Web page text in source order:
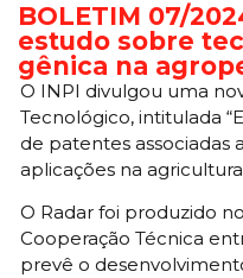
BOLETIM 07/
estudo sobre
gênica na
O INPI divulgou uma
Tecnológico, intitulada
de patentes associadas
aplicações na
O Radar foi produzido
Cooperação Técnica
prevê o